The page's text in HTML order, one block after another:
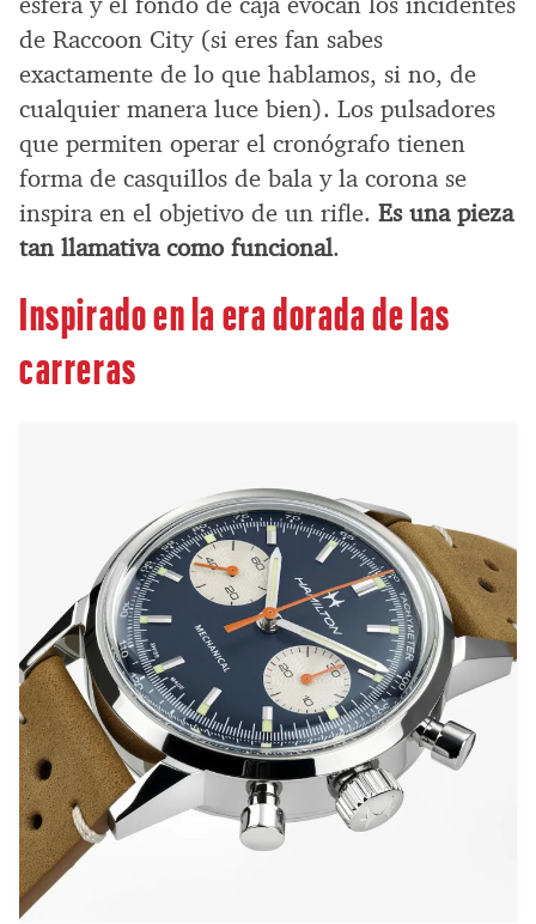
de Raccoon City (si eres fan sabes
exactamente de lo que hablamos, si no, de
cualquier manera luce bien). Los pulsadores
que permiten operar el cronógrafo tienen
forma de casquillos de bala y la corona se
inspira en el objetivo de un rifle. Es una pieza
tan llamativa como funcional.
Inspirado en la era dorada de las
carreras